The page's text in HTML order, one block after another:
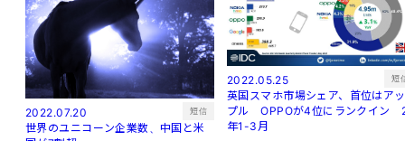
2022.07.20 短信
世界のユニコーン企業数、中国と米
2022.05.25 短
英国スマホ市場シェア、首位はアッ
プル OPPOが4位にランクイン
年1-3月